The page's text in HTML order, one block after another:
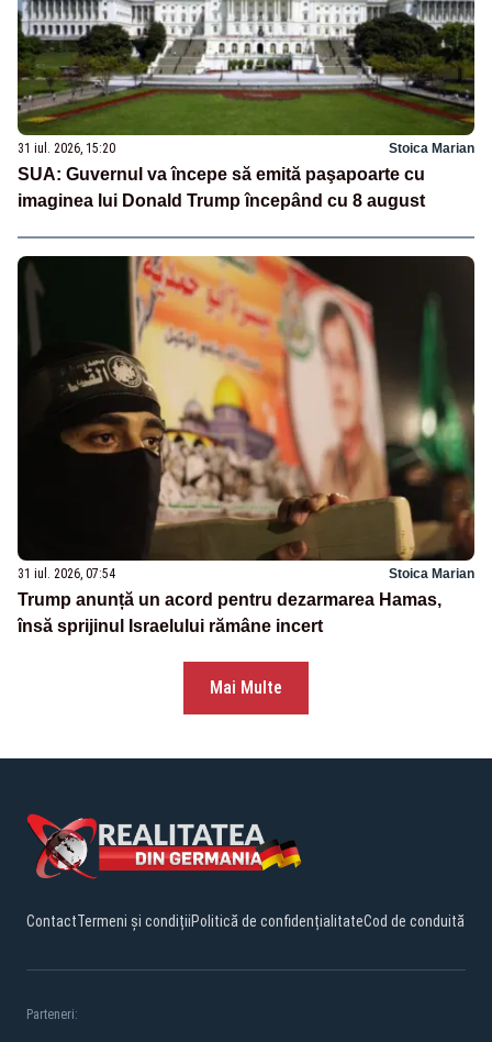
31 iul. 2026, 15:20 Stoica Marian
SUA: Guvernul va începe să emită paşapoarte cu
imaginea lui Donald Trump începând cu 8 august
31 iul. 2026, 07:54 Stoica Marian
Trump anunță un acord pentru dezarmarea Hamas,
însă sprijinul Israelului rămâne incert
Mai Multe
ContactTermeni și condițiiPolitică de confidențialitateCod de conduită
Parteneri: